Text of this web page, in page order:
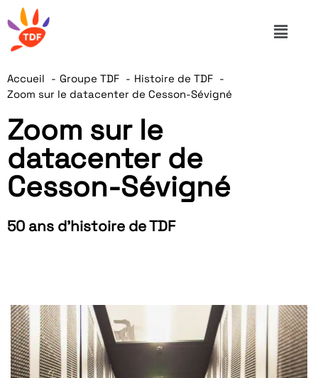
Accueil Groupe TDF
Histoire de TDF
Zoom sur le datacenter de Cesson-Sévigné
Zoom sur le
datacenter de
Cesson-Sévigné
50 ans d'histoire de TDF